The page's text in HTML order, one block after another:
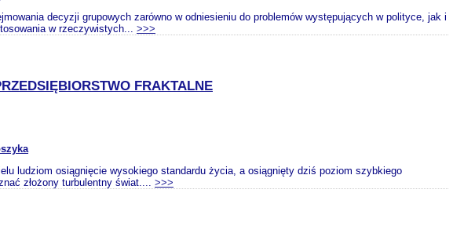
decyzji grupowych zarówno w odniesieniu do problemów występujących w polityce, jak i
w rzeczywistych... >>>
FRAKTALNE
ludziom osiągnięcie wysokiego standardu życia, a osiągnięty dziś poziom szybkiego
złożony turbulentny świat.... >>>